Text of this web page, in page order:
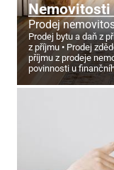
Nemovitosti
Prodej
Prodej bytu a daň z
z příjmu
Prodej
příjmu z prodeje
povinnosti u